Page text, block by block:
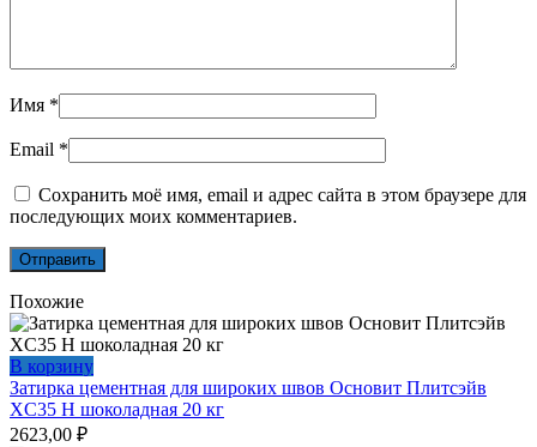
Имя *
Email *
Сохранить моё имя, email и адрес сайта в этом браузере для
последующих моих комментариев.
Похожие
В корзину
Затирка цементная для широких швов Основит Плитсэйв
XC35 H шоколадная 20 кг
2623,00 ₽